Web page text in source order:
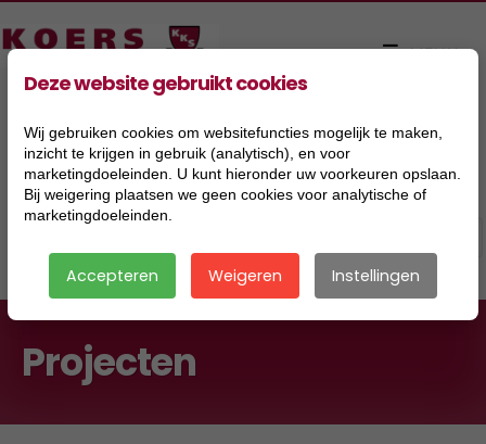
Projecten
Deze website gebruikt cookies
Wij gebruiken cookies om websitefuncties mogelijk te maken,
inzicht te krijgen in gebruik (analytisch), en voor
marketingdoeleinden. U kunt hieronder uw voorkeuren opslaan.
Bij weigering plaatsen we geen cookies voor analytische of
marketingdoeleinden.
Accepteren Weigeren Instellingen